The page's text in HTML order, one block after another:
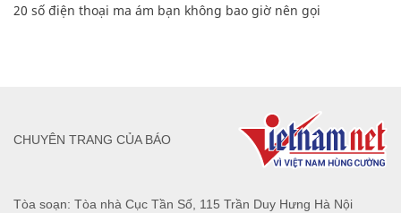
20 số điện thoại ma ám bạn không bao giờ nên gọi
Tòa soạn: Tòa nhà Cục Tần Số, 115 Trần Duy Hưng Hà Nội
CHUYÊN TRANG CỦA BÁO